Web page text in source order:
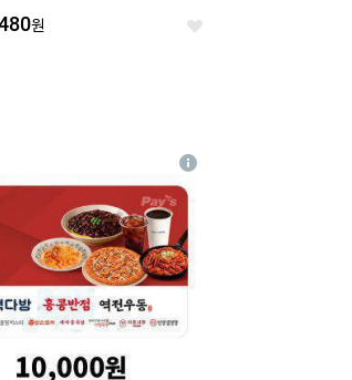
원 좋
상
세